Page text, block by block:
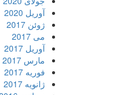
آوریل 2020
ژوئن 2017
می 2017
آوریل 2017
مارس 2017
فوریه 2017
ژانویه 2017